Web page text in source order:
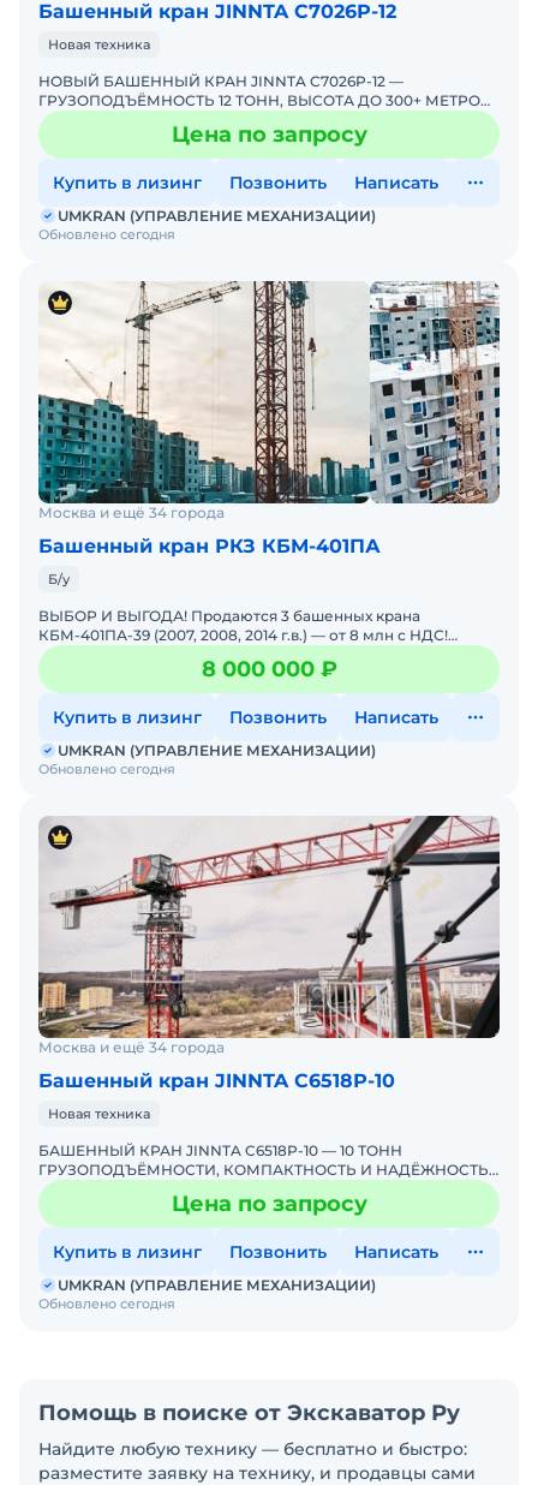
Башенный кран JINNTA С7026Р-12
Новая техника
НОВЫЙ БАШЕННЫЙ КРАН JINNTA C7026P-12 —
ГРУЗОПОДЪЁМНОСТЬ 12 ТОНН, ВЫСОТА ДО 300+ МЕТРОВ!
ПРЯМЫЕ ПОСТАВКИ ОТ ЭКСКЛЮЗИВНОГО
ДИСТРИБЬЮТОРА В РОССИИUMKRAN &md
Цена по запросу
Купить в лизинг Позвонить Написать
Обновлено сегодня
UMKRAN (УПРАВЛЕНИЕ МЕХАНИЗАЦИИ)
Москва и ещё 34 города
Башенный кран РКЗ КБМ-401ПА
Б/у
ВЫБОР И ВЫГОДА! Продаются 3 башенных крана
КБМ-401ПА-39 (2007, 2008, 2014 г.в.) — от 8 млн с НДС!
СУПЕРПРЕДЛОЖЕНИЕ ДЛЯ СТРОЙКИ! Даём возможность
выбора и
8 000 000 ₽
Купить в лизинг Позвонить Написать
Обновлено сегодня
UMKRAN (УПРАВЛЕНИЕ МЕХАНИЗАЦИИ)
Москва и ещё 34 города
Башенный кран JINNTA С6518Р-10
Новая техника
БАШЕННЫЙ КРАН JINNTA C6518P-10 — 10 ТОНН
ГРУЗОПОДЪЁМНОСТИ, КОМПАКТНОСТЬ И НАДЁЖНОСТЬ
ДЛЯ ГОРОДСКОЙ ЗАСТРОЙКИ! ЭКСКЛЮЗИВНО ОТ
UMKRANUMKRAN — ЕДИНСТВЕ
Цена по запросу
Купить в лизинг Позвонить Написать
Обновлено сегодня
UMKRAN (УПРАВЛЕНИЕ МЕХАНИЗАЦИИ)
Помощь в поиске от Экскаватор Ру
Найдите любую технику — бесплатно и быстро:
разместите заявку на технику, и продавцы сами